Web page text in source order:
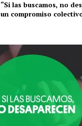
“Si las buscamos, no
un compromiso